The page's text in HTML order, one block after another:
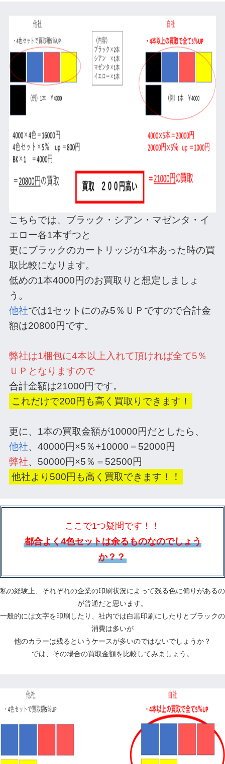
こちらでは、ブラック・シアン・マゼンタ・イ
エロー各1本ずつと
更にブラックのカートリッジが1本あった時の買
取比較になります。
低めの1本4000円のお買取りと想定しましょ
う。
他社では1セットにのみ5％ＵＰですので合計金
額は20800円です。
弊社は1梱包に4本以上入れて頂ければ全て5％
ＵＰとなりますので
合計金額は21000円です。
これだけで200円も高く買取りできます！
更に、1本の買取金額が10000円だとしたら、
他社、40000円×5％+10000＝52000円
弊社、50000円×5％＝52500円
他社より500円も高く買取できます！！
ここで1つ疑問です！！
都合よく4色セットは余るものなのでしょう
か？？
私の経験上、それぞれの企業の印刷状況によって残る色に偏りがあるの
が普通だと思います。
一般的には文字を印刷したり、社内では白黒印刷にしたりとブラックの
消費は多いが
他のカラーは残るというケースが多いのではないでしょうか？
では、その場合の買取金額を比較してみましょう。